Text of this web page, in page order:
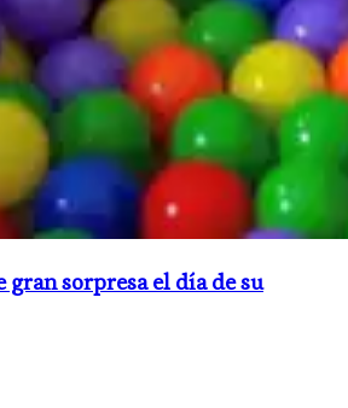
sorpresa el día de su